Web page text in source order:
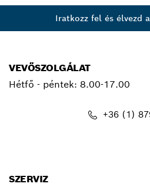
Iratkozz fel és élvezd
VEVŐSZOLGÁLAT
Hétfő - péntek: 8.00-17.00
+36 (1)
SZERVIZ